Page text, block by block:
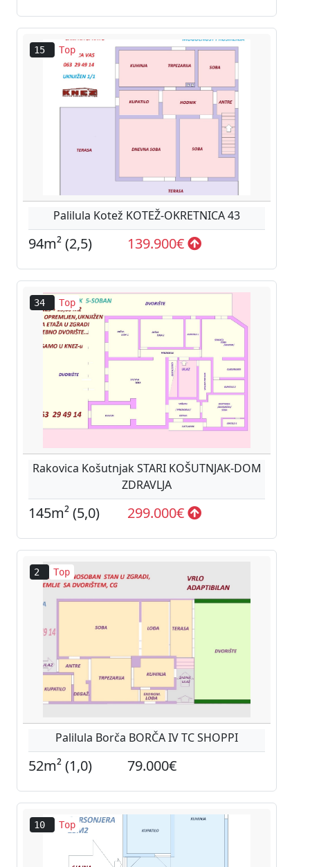
15 Top
Palilula Kotež KOTEŽ-OKRETNICA 43
94m² (2,5) 139.900€
34 Top
Rakovica Košutnjak STARI KOŠUTNJAK-DOM
ZDRAVLJA
145m² (5,0) 299.000€
2 Top
Palilula Borča BORČA IV TC SHOPPI
52m² (1,0) 79.000€
10 Top